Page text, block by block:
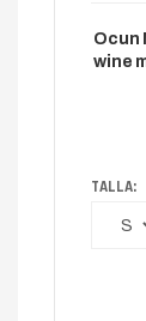
Ocun
wine
TALLA: